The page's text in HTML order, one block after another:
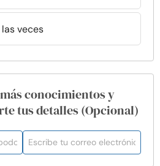
veces
conocimientos y
tus detalles (Opcional)